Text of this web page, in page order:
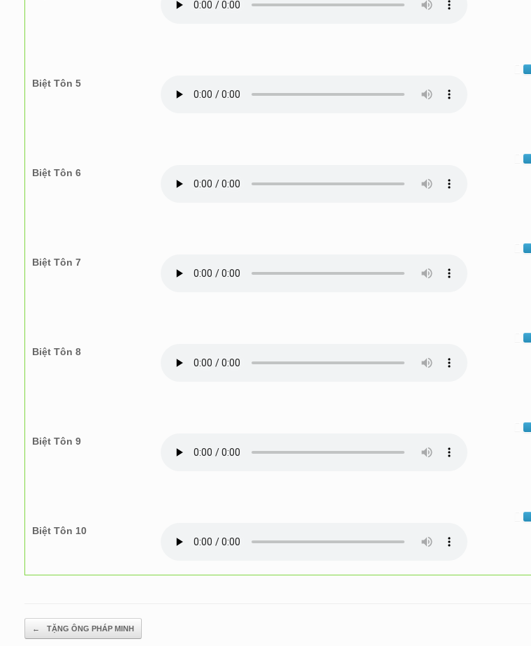
Biệt Tôn 5
Biệt Tôn 6
Biệt Tôn 7
Biệt Tôn 8
Biệt Tôn 9
Biệt Tôn 10
Post navigation
← TẶNG ÔNG PHÁP MINH